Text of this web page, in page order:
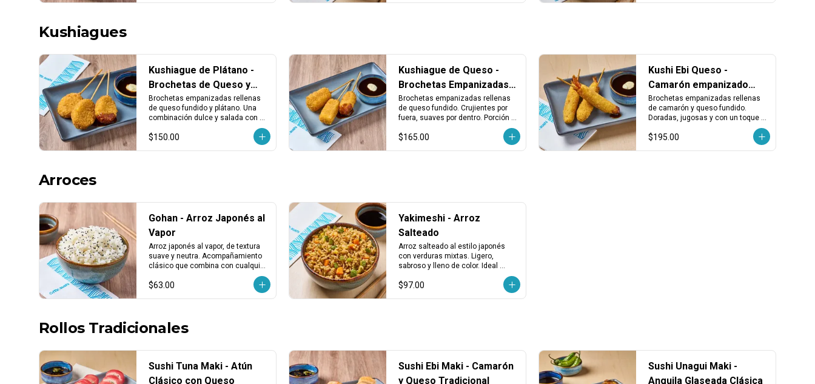
Kushiagues
Kushiague de Plátano -
Brochetas de Queso y
Plátano Empanizado (3
pzas)
Brochetas empanizadas rellenas
de queso fundido y plátano. Una
combinación dulce y salada con
piezas.
$150.00
Kushiague de Queso -
Brochetas Empanizadas
Rellenas de Queso
Fundido (3 pzas)
Brochetas empanizadas rellenas
de queso fundido. Crujientes por
fuera, suaves por dentro. Porción
de 3 piezas, ideales como entrada
o para compartir.
$165.00
Kushi Ebi Queso -
Camarón empanizado
con queso fundido (3
pzas)
Brochetas empanizadas rellenas
de camarón y queso fundido.
Doradas, jugosas y con un toque
piezas.
$195.00
Arroces
Gohan - Arroz Japonés al
Vapor
Arroz japonés al vapor, de textura
suave y neutra. Acompañamiento
clásico que combina con cualquier
$63.00
Yakimeshi - Arroz
Salteado
Arroz salteado al estilo japonés
con verduras mixtas. Ligero,
sabroso y lleno de color. Ideal
acompañamiento.
$97.00
Rollos Tradicionales
Sushi Tuna Maki - Atún
Clásico con Queso
Sushi Ebi Maki - Camarón
y Queso Tradicional
Sushi Unagui Maki -
Anguila Glaseada Clásica